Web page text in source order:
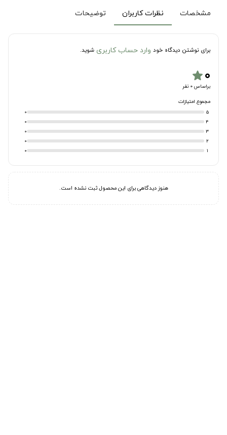
مشخصات نظرات کاربران توضیحات
برای نوشتن دیدگاه خود وارد حساب کاربری شوید.
۰star
براساس 0 نفر
مجموع امتیازات
5
0
4
0
3
0
2
0
1
0
هنوز دیدگاهی برای این محصول ثبت نشده است.